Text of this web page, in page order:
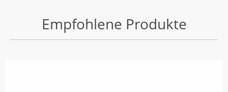
Empfohlene Produkte